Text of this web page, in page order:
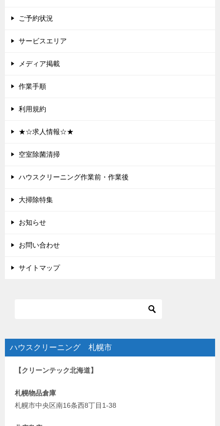
ご予約状況
サービスエリア
メディア掲載
作業手順
利用規約
★☆求人情報☆★
空室除菌清掃
ハウスクリーニング作業前・作業後
大掃除特集
お知らせ
お問い合わせ
サイトマップ
ハウスクリーニング 札幌市
【クリーンテック北海道】
札幌物品倉庫
札幌市中央区南16条西8丁目1-38